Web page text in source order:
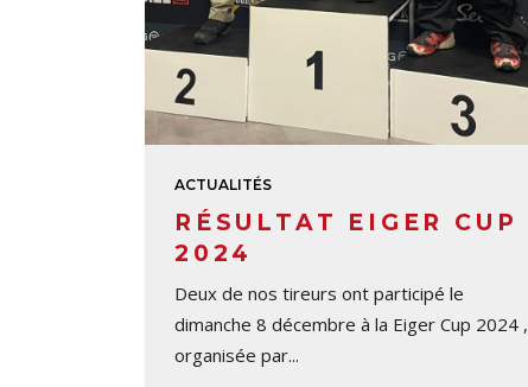
ACTUALITÉS
RÉSULTAT EIGER CUP
2024
Deux de nos tireurs ont participé le
dimanche 8 décembre à la Eiger Cup 2024 ,
organisée par...